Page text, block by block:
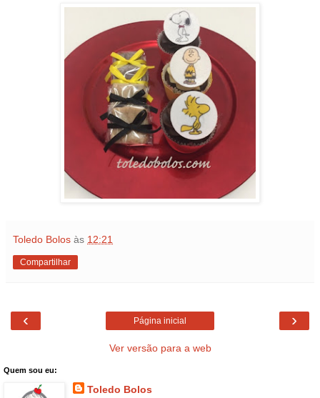
Toledo Bolos às 12:21
Compartilhar
‹ ›
Página inicial
Ver versão para a web
Quem sou eu:
Toledo Bolos